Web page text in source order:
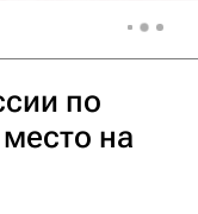
по
на